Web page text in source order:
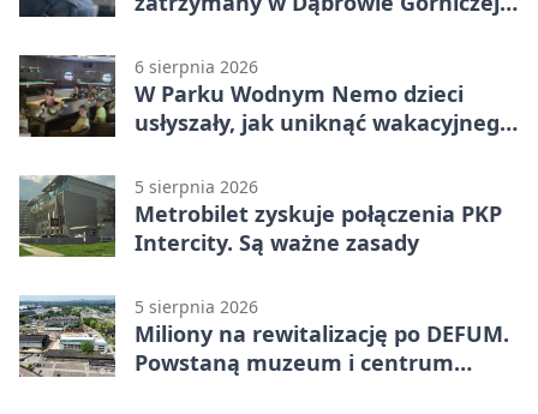
6 sierpnia 2026
W Parku Wodnym Nemo dzieci
usłyszały, jak uniknąć wakacyjnego
5 sierpnia 2026
Metrobilet zyskuje połączenia PKP
Intercity. Są ważne zasady
5 sierpnia 2026
Miliony na rewitalizację po DEFUM.
Powstaną muzeum i centrum